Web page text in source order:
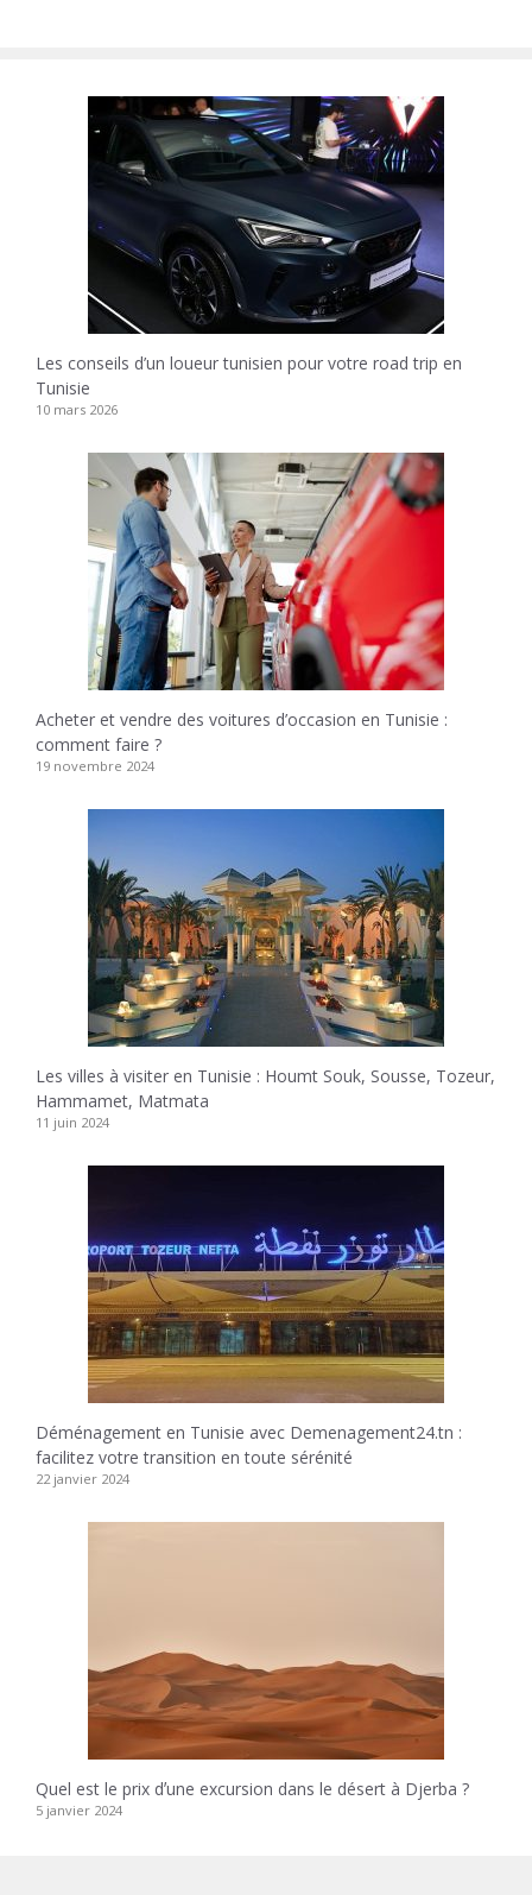
Les conseils d’un loueur tunisien pour votre road trip en
Tunisie
10 mars 2026
Acheter et vendre des voitures d’occasion en Tunisie :
comment faire ?
19 novembre 2024
Les villes à visiter en Tunisie : Houmt Souk, Sousse, Tozeur,
Hammamet, Matmata
11 juin 2024
Déménagement en Tunisie avec Demenagement24.tn :
facilitez votre transition en toute sérénité
22 janvier 2024
Quel est le prix dʼune excursion dans le désert à Djerba ?
5 janvier 2024